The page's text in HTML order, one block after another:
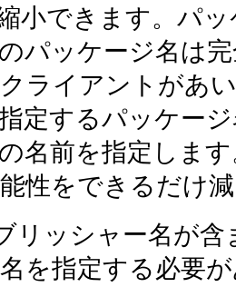
小できます。パ
パッケージ名は
ライアントがあ
定するパッケー
名前を指定しま
性をできるだけ
リッシャー名が
を指定する必要